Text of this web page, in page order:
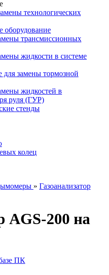
технологических
оборудование
трансмиссионных
жидкости в системе
для замены тормозной
жидкостей в
руля (ГУР)
стенды
колец
» Газоанализатор
AGS-200 на